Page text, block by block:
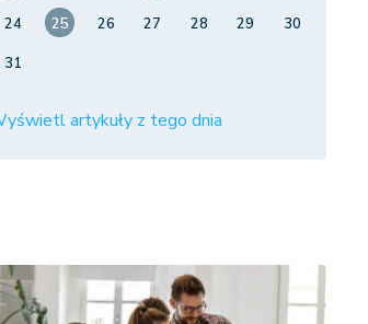
24
25 26 27 28 29
30
31
artykuły z tego dnia